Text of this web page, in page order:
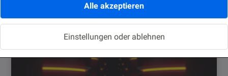
Alle akzeptieren
Einstellungen oder ablehnen